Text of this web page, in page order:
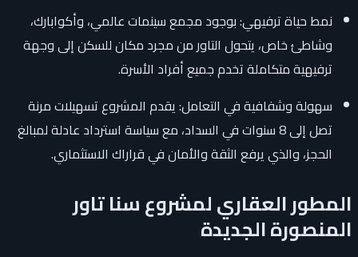
نمط حياة ترفيهي: بوجود مجمع سينمات عالمي، وأكوابارك،
وشاطئ خاص، يتحول التاور من مجرد مكان للسكن إلى وجهة
ترفيهية متكاملة تخدم جميع أفراد الأسرة.
سهولة وشفافية في التعامل: يقدم المشروع تسهيلات مرنة
تصل إلى 8 سنوات في السداد، مع سياسة استرداد عادلة لمبالغ
الحجز، والذي يرفع الثقة والأمان في قراراك الاستثماري.
المطور العقاري لمشروع سنا تاور
المنصورة الجديدة